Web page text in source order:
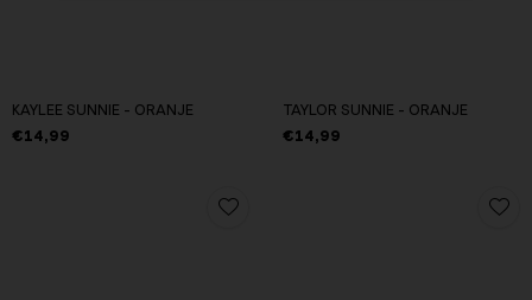
KAYLEE SUNNIE - ORANJE
€14,99
TAYLOR SUNNIE - ORANJE
€14,99